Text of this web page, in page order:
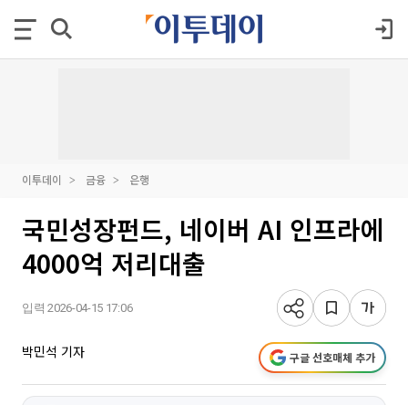
이투데이 금융 은행
국민성장펀드, 네이버 AI 인프라에
4000억 저리대출
입력 2026-04-15 17:06
박민석 기자 구글 선호매체 추가